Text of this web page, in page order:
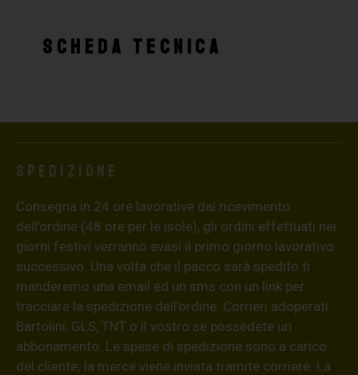
SCHEDA TECNICA
Spedizione
Consegna in 24 ore lavorative dal ricevimento
dell’ordine (48 ore per le isole), gli ordini effettuati nei
giorni festivi verranno evasi il primo giorno lavorativo
successivo. Una volta che il pacco sarà spedito ti
manderemo una email ed un sms con un link per
tracciare la spedizione dell’ordine. Corrieri adoperati:
Bartolini, GLS, TNT o il vostro se possedete un
abbonamento. Le spese di spedizione sono a carico
del cliente; la merce viene inviata tramite corriere. La